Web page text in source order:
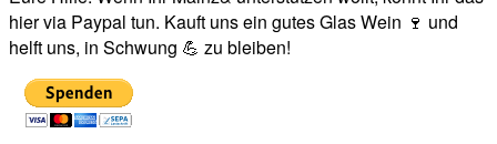
hier via Paypal tun. Kauft uns ein gutes Glas Wein 🍷 und
helft uns, in Schwung 💪 zu bleiben!